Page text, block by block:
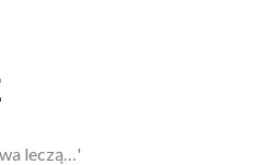
leczą…'